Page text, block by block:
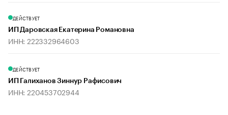
ДЕЙСТВУЕТ
ИП Даровская Екатерина Романовна
ИНН: 222332964603
ДЕЙСТВУЕТ
ИП Галиханов Зиннур Рафисович
ИНН: 220453702944